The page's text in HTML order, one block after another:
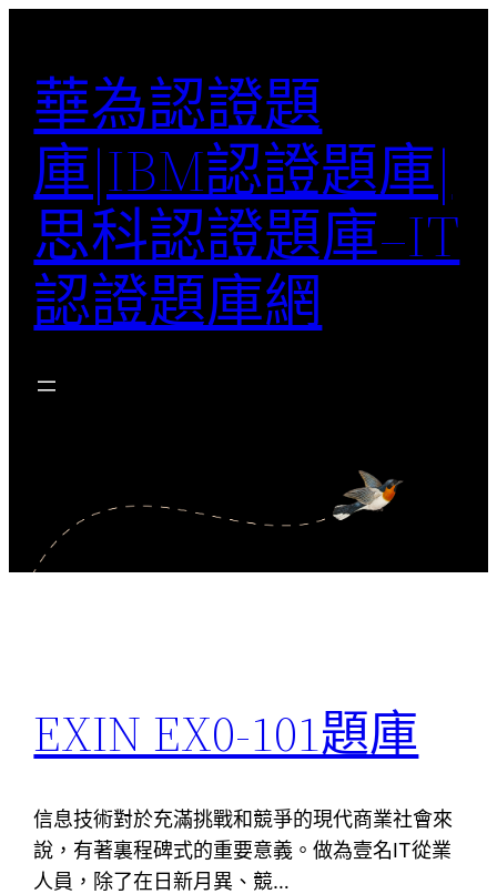
華為認證題
庫|IBM認證題庫|
思科認證題庫–IT
認證題庫網
EXIN EX0-101題庫
信息技術對於充滿挑戰和競爭的現代商業社會來
說，有著裏程碑式的重要意義。做為壹名IT從業
人員，除了在日新月異、競…